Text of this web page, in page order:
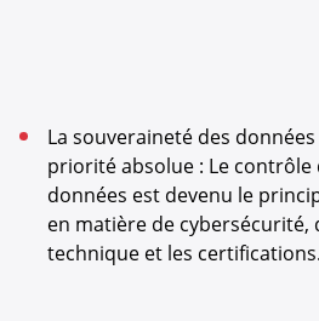
La souveraineté des
priorité absolue : Le
données est devenu le
en matière de cybersécurité,
technique et les certifications.